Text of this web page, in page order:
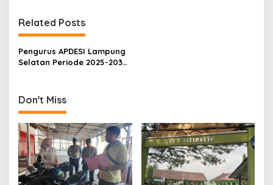
n
a
v
i
a
t
i
o
n
Related Posts
Pengurus APDESI Lampung
Selatan Periode 2025-2030
Pemantapan
Don't Miss